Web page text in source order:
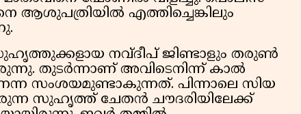
ആശുപത്രിയിൽ എത്തിച്ചെങ്കിലും
നവ്ദീപ് ജിണ്ടാളും തരുൺ
തുടർന്നാണ് അവിടെനിന്ന് കാൽ
സംശയമുണ്ടാകുന്നത്. പിന്നാലെ സിയ
സുഹൃത്ത് ചേതൻ ചൗദരിയിലേക്ക്